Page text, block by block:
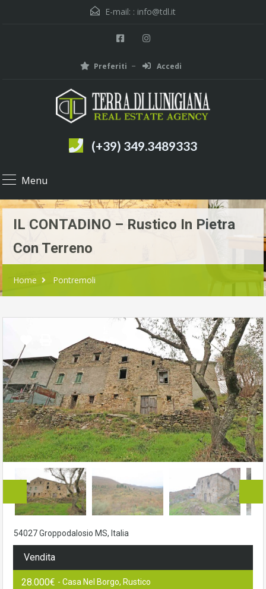
E-mail: : info@tdl.it
Preferiti Accedi
(+39) 349.3489333
Menu
IL CONTADINO – Rustico In Pietra
Con Terreno
Home Pontremoli
54027 Groppodalosio MS, Italia
Vendita
28.000€ - Casa Nel Borgo, Rustico